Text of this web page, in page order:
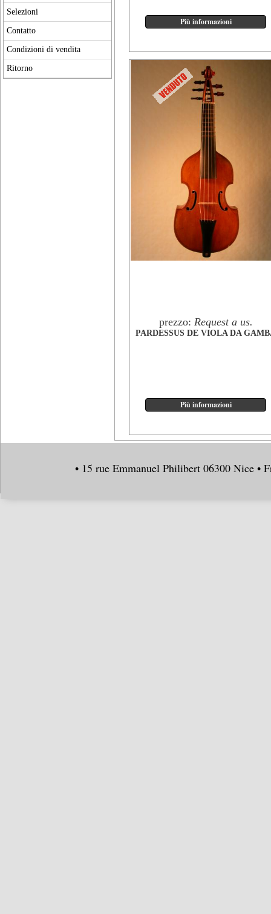
Selezioni
Contatto
Condizioni di vendita
Ritorno
prezzo: Request a us.
PARDESSUS DE VIOLA DA
• 15 rue Emmanuel Philibert 06300 Nice •